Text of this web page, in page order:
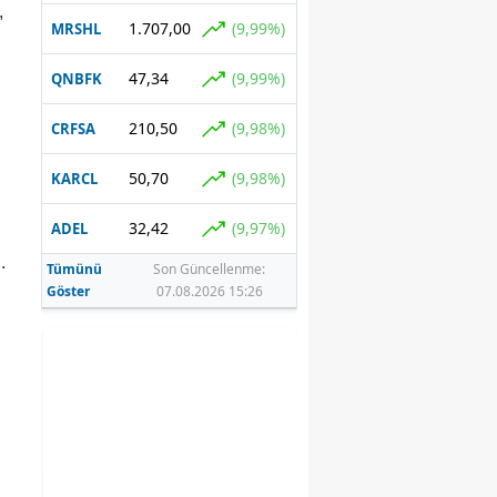
MRSHL 1.707,00 (9,99%)
QNBFK 47,34 (9,99%)
CRFSA 210,50 (9,98%)
KARCL 50,70 (9,98%)
ADEL 32,42 (9,97%)
Tümünü
Göster
Son Güncellenme:
07.08.2026 15:26